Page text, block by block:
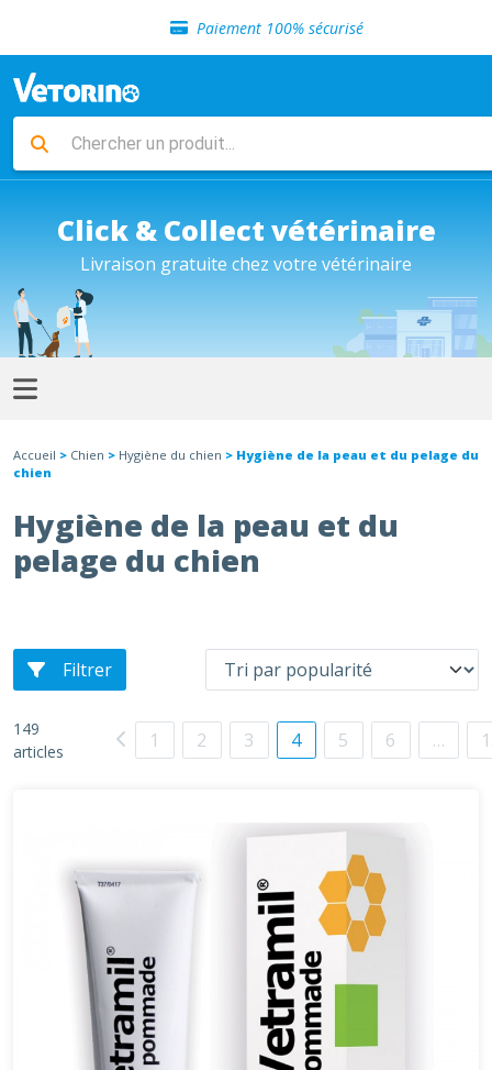
Paiement 100% sécurisé
Livraison gratuite en clinique vétérinaire
Livraison gratuite en clinique vétérinaire
Retour gratuit en clinique
Click & Collect vétérinaire
Livraison gratuite chez votre vétérinaire
Accueil > Chien > Hygiène du chien > Hygiène de la peau et du pelage du
chien
Hygiène de la peau et du
pelage du chien
Filtrer
149
articles
1 2 3 4 5 6 …